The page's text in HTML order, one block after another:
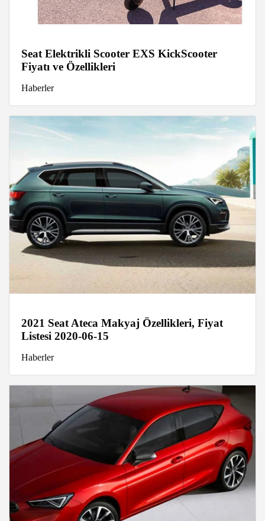
Seat Elektrikli Scooter EXS KickScooter
Fiyatı ve Özellikleri
Haberler
2021 Seat Ateca Makyaj Özellikleri, Fiyat
Listesi 2020-06-15
Haberler